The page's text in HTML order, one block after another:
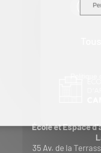
École et Espace
35 Av. de la